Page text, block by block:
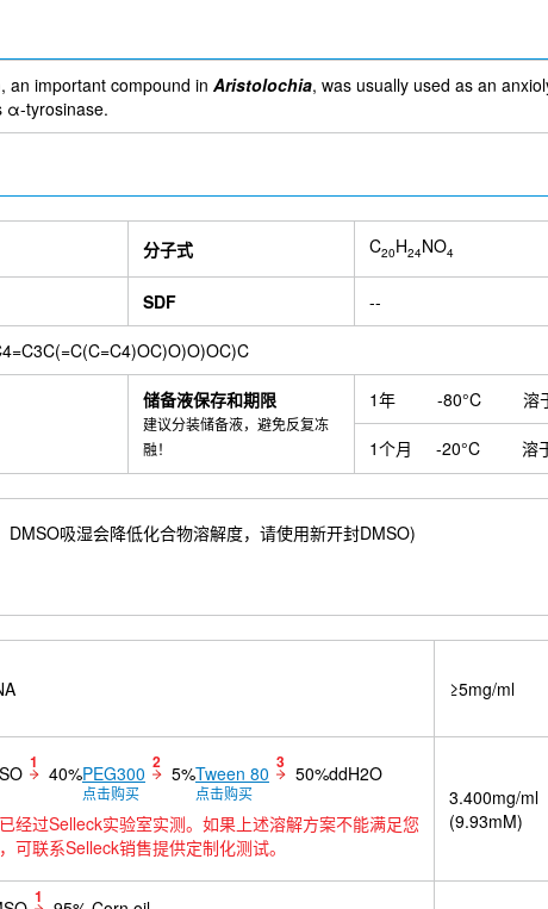
an important compound in Aristolochia, was usually used as an
α-tyrosinase.
分子式 C20H24NO4
SDF --
储备液保存和期限
建议分装储备液，避免反复冻
融！
1年 -80°C 溶
1个月 -20°C 溶
吸湿会降低化合物溶解度，请使用新开封DMSO)
≥5mg/ml
1 40%PEG300
点击购买
2 5%Tween 80
点击购买
3 50%ddH2O
经过Selleck实验室实测。如果上述溶解方案不能满足您
可联系Selleck销售提供定制化测试。
3.400mg/ml
(9.93mM)
1